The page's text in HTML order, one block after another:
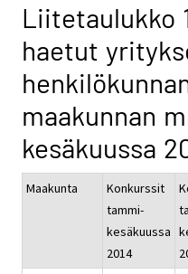
Liitetaulukko
haetut
maakunnan
kesäkuussa
Maakunta
Konkurssit
tammi-
kesäkuussa
2014